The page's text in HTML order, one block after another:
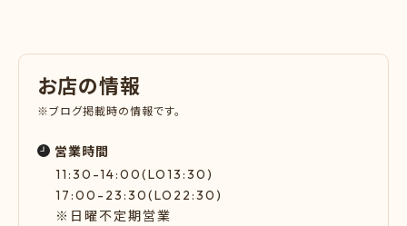
お店の情報
※ブログ掲載時の情報です。
営業時間
11:30-14:00(LO13:30)
17:00-23:30(LO22:30)
※日曜不定期営業